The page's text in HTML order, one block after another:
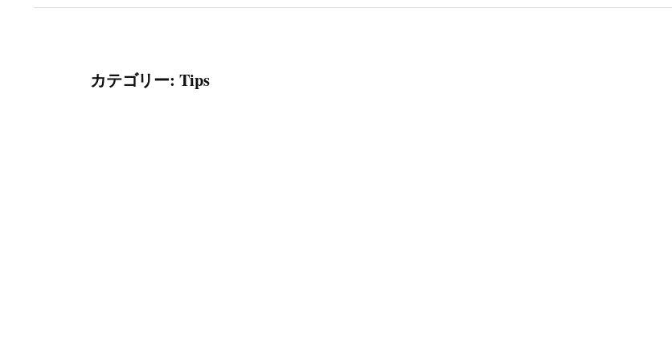
カテゴリー: Tips